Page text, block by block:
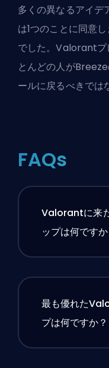
多くの異なるアイデ
は1つのことに同意
でした。Valorantプ
とんどの人が
ールに戻るべきでは
FAQs
Valorantに来
ップは何ですか
最も優れた
プは何ですか？